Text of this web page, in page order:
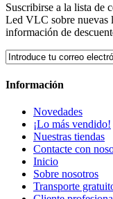
Suscribirse a la lista de
Led VLC sobre nuevas
información de
Información
Novedades
¡Lo más vendido!
Nuestras tiendas
Contacte con
Inicio
Sobre nosotros
Transporte